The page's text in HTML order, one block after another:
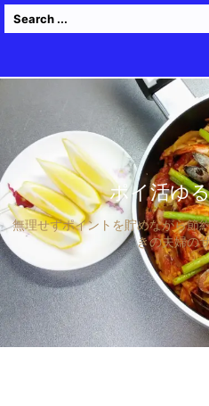
ポイ活ゆ
無理せずポイントを貯めながら節
きの夫婦の